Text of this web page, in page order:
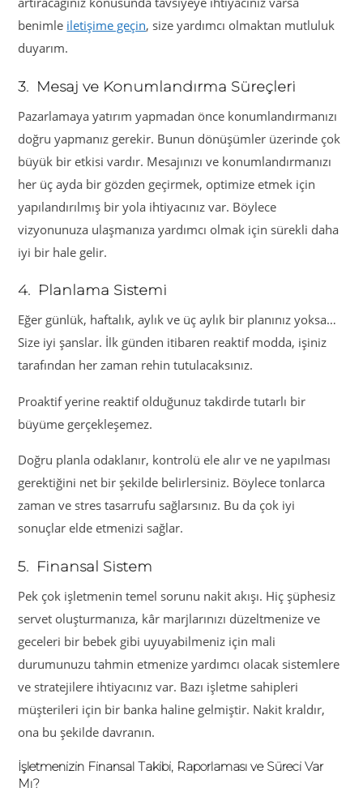
benimle iletişime geçin, size yardımcı olmaktan mutluluk
duyarım.
3. Mesaj ve Konumlandırma Süreçleri
Pazarlamaya yatırım yapmadan önce konumlandırmanızı
doğru yapmanız gerekir. Bunun dönüşümler üzerinde çok
büyük bir etkisi vardır. Mesajınızı ve konumlandırmanızı
her üç ayda bir gözden geçirmek, optimize etmek için
yapılandırılmış bir yola ihtiyacınız var. Böylece
vizyonunuza ulaşmanıza yardımcı olmak için sürekli daha
iyi bir hale gelir.
4. Planlama Sistemi
Eğer günlük, haftalık, aylık ve üç aylık bir planınız yoksa…
Size iyi şanslar. İlk günden itibaren reaktif modda, işiniz
tarafından her zaman rehin tutulacaksınız.
Proaktif yerine reaktif olduğunuz takdirde tutarlı bir
büyüme gerçekleşemez.
Doğru planla odaklanır, kontrolü ele alır ve ne yapılması
gerektiğini net bir şekilde belirlersiniz. Böylece tonlarca
zaman ve stres tasarrufu sağlarsınız. Bu da çok iyi
sonuçlar elde etmenizi sağlar.
5. Finansal Sistem
Pek çok işletmenin temel sorunu nakit akışı. Hiç şüphesiz
servet oluşturmanıza, kâr marjlarınızı düzeltmenize ve
geceleri bir bebek gibi uyuyabilmeniz için mali
durumunuzu tahmin etmenize yardımcı olacak sistemlere
ve stratejilere ihtiyacınız var. Bazı işletme sahipleri
müşterileri için bir banka haline gelmiştir. Nakit kraldır,
ona bu şekilde davranın.
İşletmenizin Finansal Takibi, Raporlaması ve Süreci Var
Mı?